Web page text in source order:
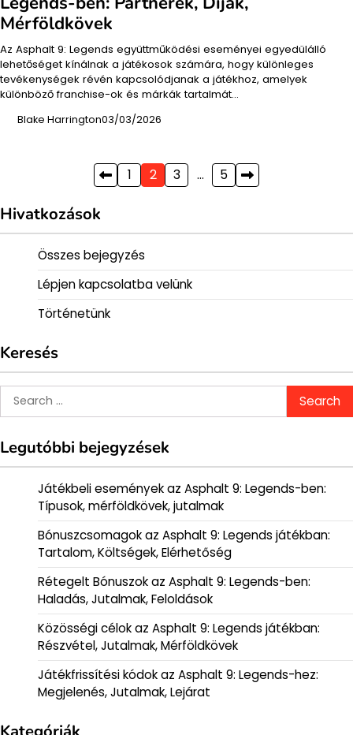
Mérföldkövek
Az Asphalt 9: Legends együttműködési eseményei egyedülálló
lehetőséget kínálnak a játékosok számára, hogy különleges
tevékenységek révén kapcsolódjanak a játékhoz, amelyek
különböző franchise-ok és márkák tartalmát…
Blake Harrington03/03/2026
pagination
1 2 3 … 5
Hivatkozások
Összes bejegyzés
Lépjen kapcsolatba velünk
Történetünk
Keresés
Search
for:
Legutóbbi bejegyzések
Játékbeli események az Asphalt 9: Legends-ben:
Típusok, mérföldkövek, jutalmak
Bónuszcsomagok az Asphalt 9: Legends játékban:
Tartalom, Költségek, Elérhetőség
Rétegelt Bónuszok az Asphalt 9: Legends-ben:
Haladás, Jutalmak, Feloldások
Közösségi célok az Asphalt 9: Legends játékban:
Részvétel, Jutalmak, Mérföldkövek
Játékfrissítési kódok az Asphalt 9: Legends-hez:
Megjelenés, Jutalmak, Lejárat